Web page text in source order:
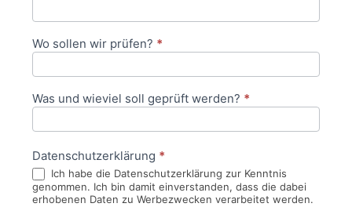
Wo sollen wir prüfen? *
Was und wieviel soll geprüft werden? *
Datenschutzerklärung *
Ich habe die Datenschutzerklärung zur Kenntnis
genommen. Ich bin damit einverstanden, dass die dabei
erhobenen Daten zu Werbezwecken verarbeitet werden.